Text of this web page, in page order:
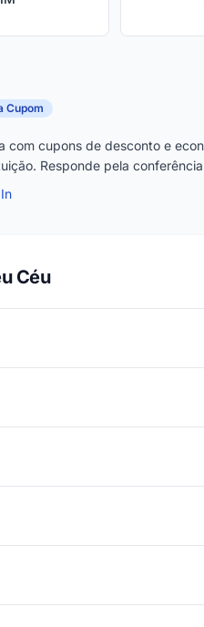
Cupom
cupons de desconto e
Responde pela
Céu